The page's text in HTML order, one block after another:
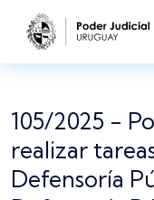
Pasar al contenido
105/2025 -
realizar
Defensoría